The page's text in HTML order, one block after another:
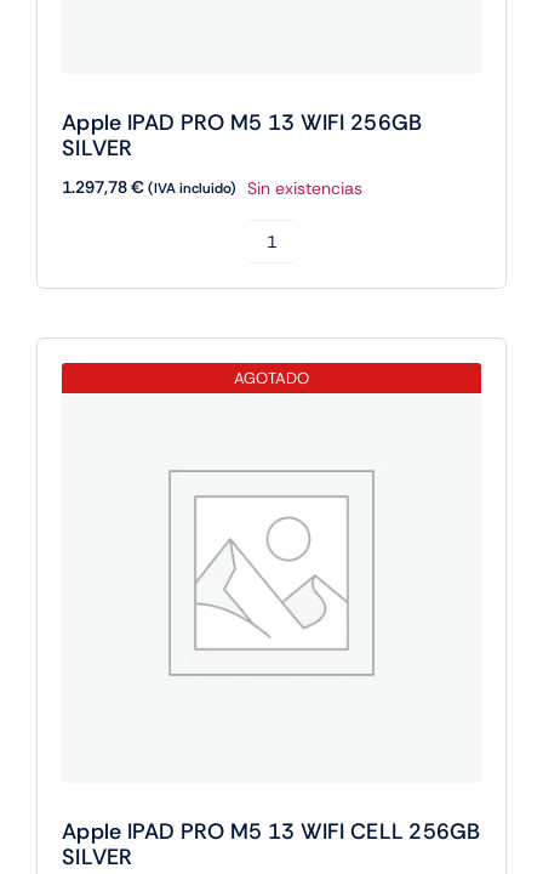
Apple IPAD PRO M5 13 WIFI 256GB
SILVER
1.297,78€(IVA incluido) Sin existencias
IPAD
13
cantidad
AGOTADO
Apple IPAD PRO M5 13 WIFI CELL 256GB
SILVER